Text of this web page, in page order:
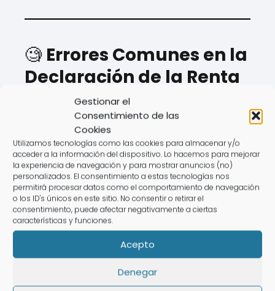
Gestionar el
Consentimiento de las
Cookies
Utilizamos tecnologías como las cookies para almacenar y/o
acceder a la información del dispositivo. Lo hacemos para mejorar
la experiencia de navegación y para mostrar anuncios (no)
personalizados. El consentimiento a estas tecnologías nos
permitirá procesar datos como el comportamiento de navegación
o los ID's únicos en este sitio. No consentir o retirar el
consentimiento, puede afectar negativamente a ciertas
características y funciones.
Acepto
Denegar
🧐 Errores Comunes en la
Declaración de la Renta
Para evitar errores con la
Tributaria, ten en cuenta estos errores:
❌No revisar el "borrador declaración
renta web".
❌No incluir ingresos de actividades
económicas.
❌Olvidar deducciones en el impuesto
❌Presentarla fuera de plazo, lo que
puede generar sanciones.